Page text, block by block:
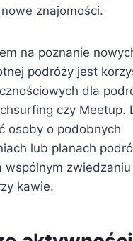
znajomości.
na poznanie
podróży jest
dla
czy Meetup.
osoby o podobnych
lub planach
wspólnym
kawie.